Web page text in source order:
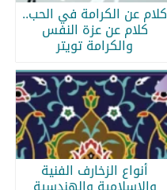
كلام عن الكرامة في الحب..
كلام عن عزة النفس
والكرامة تويتر
أنواع الزخارف الفنية